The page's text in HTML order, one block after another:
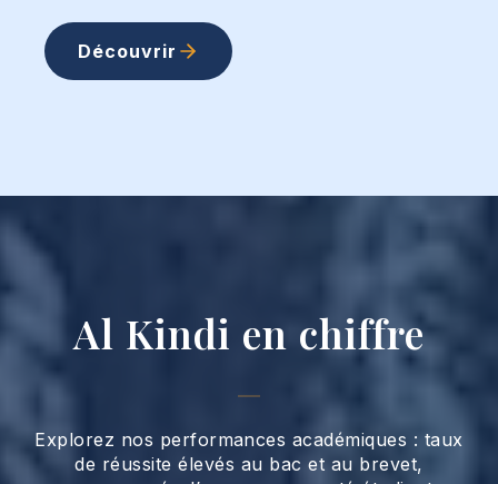
Découvrir
Al Kindi en chiffre
Explorez nos performances académiques : taux
de réussite élevés au bac et au brevet,